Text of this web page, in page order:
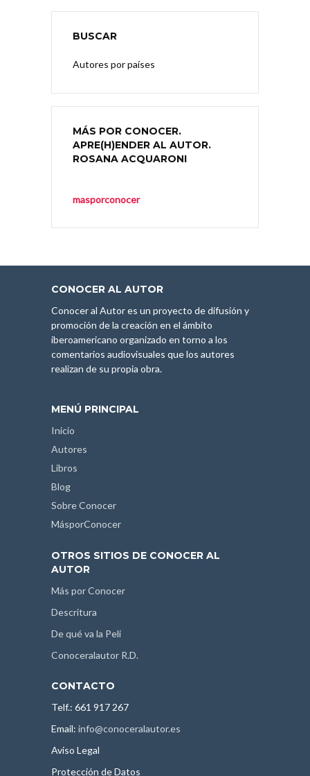
BUSCAR
Autores por países
MÁS POR CONOCER.
APRE(H)ENDER AL AUTOR.
ROSANA ACQUARONI
masporconocer
CONOCER AL AUTOR
Conocer al Autor es un proyecto de difusión y
promoción de la creación en el ámbito
iberoamericano organizado en torno a los
comentarios audiovisuales que los autores
realizan de su propia obra.
MENÚ PRINCIPAL
Inicio
Autores
Libros
Blog
Sobre Conocer
MásporConocer
OTROS SITIOS DE CONOCER AL
AUTOR
Más por Conocer
Descritura
De qué va la Peli
Conoceralautor R.D.
CONTACTO
Telf.: 661 917 267
Email: info@conoceralautor.es
Aviso Legal
Protección de Datos